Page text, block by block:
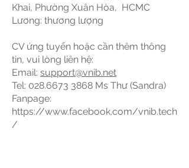
Khai, Phường Xuân Hòa, HCMC
Lương: thương lượng
CV ứng tuyển hoặc cần thêm thông
tin, vui lòng liên hệ:
Email: support@vnib.net
Tel: 028.6673 3868 Ms Thư (Sandra)
Fanpage:
https://www.facebook.com/vnib.tech
/